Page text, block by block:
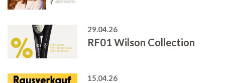
29.04.26
RF01 Wilson Collection
15.04.26